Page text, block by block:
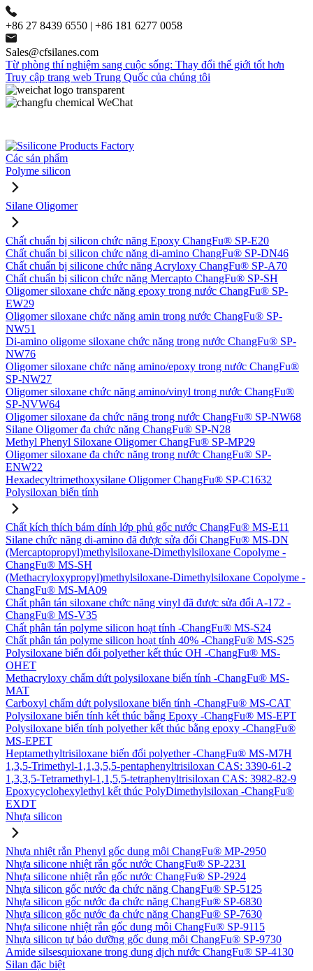
+86 27 8439 6550 | +86 181 6277 0058
Sales@cfsilanes.com
Từ phòng thí nghiệm sang cuộc sống: Thay đổi thế giới tốt hơn
Truy cập trang web Trung Quốc của chúng tôi
Các sản phẩm
Polyme silicon
Silane Oligomer
Chất chuẩn bị silicon chức năng Epoxy ChangFu® SP-E20
Chất chuẩn bị silicon chức năng di-amino ChangFu® SP-DN46
Chất chuẩn bị silicone chức năng Acryloxy ChangFu® SP-A70
Chất chuẩn bị silicon chức năng Mercapto ChangFu® SP-SH
Oligomer siloxane chức năng epoxy trong nước ChangFu® SP-
EW29
Oligomer siloxane chức năng amin trong nước ChangFu® SP-
NW51
Di-amino oligome siloxane chức năng trong nước ChangFu® SP-
NW76
Oligomer siloxane chức năng amino/epoxy trong nước ChangFu®
SP-NW27
Oligomer siloxane chức năng amino/vinyl trong nước ChangFu®
SP-NVW64
Oligomer siloxane đa chức năng trong nước ChangFu® SP-NW68
Silane Oligomer đa chức năng ChangFu® SP-N28
Methyl Phenyl Siloxane Oligomer ChangFu® SP-MP29
Oligomer siloxane đa chức năng trong nước ChangFu® SP-
ENW22
Hexadecyltrimethoxysilane Oligomer ChangFu® SP-C1632
Polysiloxan biến tính
Chất kích thích bám dính lớp phủ gốc nước ChangFu® MS-E11
Silane chức năng di-amino đã được sửa đổi ChangFu® MS-DN
(Mercaptopropyl)methylsiloxane-Dimethylsiloxane Copolyme -
ChangFu® MS-SH
(Methacryloxypropyl)methylsiloxane-Dimethylsiloxane Copolyme -
ChangFu® MS-MA09
Chất phân tán siloxane chức năng vinyl đã được sửa đổi A-172 -
ChangFu® MS-V35
Chất phân tán polyme silicon hoạt tính -ChangFu® MS-S24
Chất phân tán polyme silicon hoạt tính 40% -ChangFu® MS-S25
Polysiloxane biến đổi polyether kết thúc OH -ChangFu® MS-
OHET
Methacryloxy chấm dứt polysiloxane biến tính -ChangFu® MS-
MAT
Carboxyl chấm dứt polysiloxane biến tính -ChangFu® MS-CAT
Polysiloxane biến tính kết thúc bằng Epoxy -ChangFu® MS-EPT
Polysiloxane biến tính polyether kết thúc bằng epoxy -ChangFu®
MS-EPET
Heptamethyltrisiloxane biến đổi polyether -ChangFu® MS-M7H
1,3,5-Trimethyl-1,1,3,5,5-pentaphenyltrisiloxan CAS: 3390-61-2
1,3,3,5-Tetramethyl-1,1,5,5-tetraphenyltrisiloxan CAS: 3982-82-9
Epoxycyclohexylethyl kết thúc PolyDimethylsiloxan -ChangFu®
EXDT
Nhựa silicon
Nhựa nhiệt rắn Phenyl gốc dung môi ChangFu® MP-2950
Nhựa silicone nhiệt rắn gốc nước ChangFu® SP-2231
Nhựa silicone nhiệt rắn gốc nước ChangFu® SP-2924
Nhựa silicon gốc nước đa chức năng ChangFu® SP-5125
Nhựa silicon gốc nước đa chức năng ChangFu® SP-6830
Nhựa silicon gốc nước đa chức năng ChangFu® SP-7630
Nhựa silicone nhiệt rắn gốc dung môi ChangFu® SP-9115
Nhựa silicon tự bảo dưỡng gốc dung môi ChangFu® SP-9730
Amide silsesquioxane trong dung dịch nước ChangFu® SP-4130
Silan đặc biệt